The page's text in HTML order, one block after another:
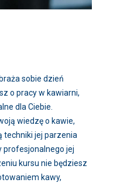
sobie dzień
o pracy w kawiarni,
dla Ciebie.
wiedzę o kawie,
techniki jej parzenia
jej
kursu nie będziesz
kawy,